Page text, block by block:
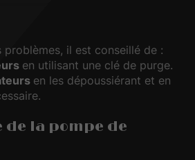
problèmes, il est conseillé de :
en utilisant une clé de purge.
en les dépoussiérant et en
de la pompe de